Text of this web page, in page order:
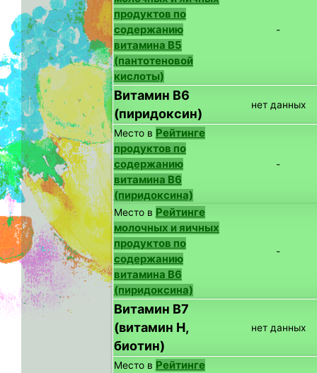
продуктов по
содержанию
витамина B5
(пантотеновой
кислоты)
-
Витамин B6
(пиридоксин)
нет данных
Место в Рейтинге
продуктов по
содержанию
витамина B6
(пиридоксина)
-
Место в Рейтинге
молочных и яичных
продуктов по
содержанию
витамина B6
(пиридоксина)
-
Витамин B7
(витамин H,
биотин)
нет данных
Место в Рейтинге